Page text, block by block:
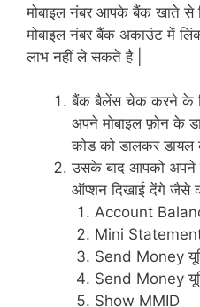
मोबाइल नंबर आपके बैंक खाते से
मोबाइल नंबर बैंक अकाउंट में
लाभ नहीं ले सकते है |
बैंक बैलेंस चेक करने के
अपने मोबाइल फ़ोन के
कोड को डालकर डायल
उसके बाद आपको अपने
ऑप्शन दिखाई देंगे जैसे
Account
Mini
Send Money
Send Money
Show MMID